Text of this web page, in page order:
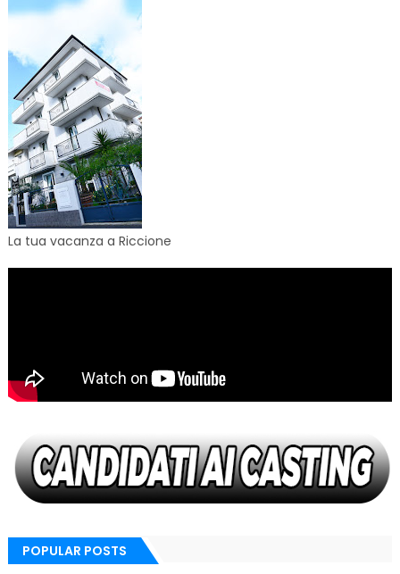
La tua vacanza a Riccione
POPULAR POSTS